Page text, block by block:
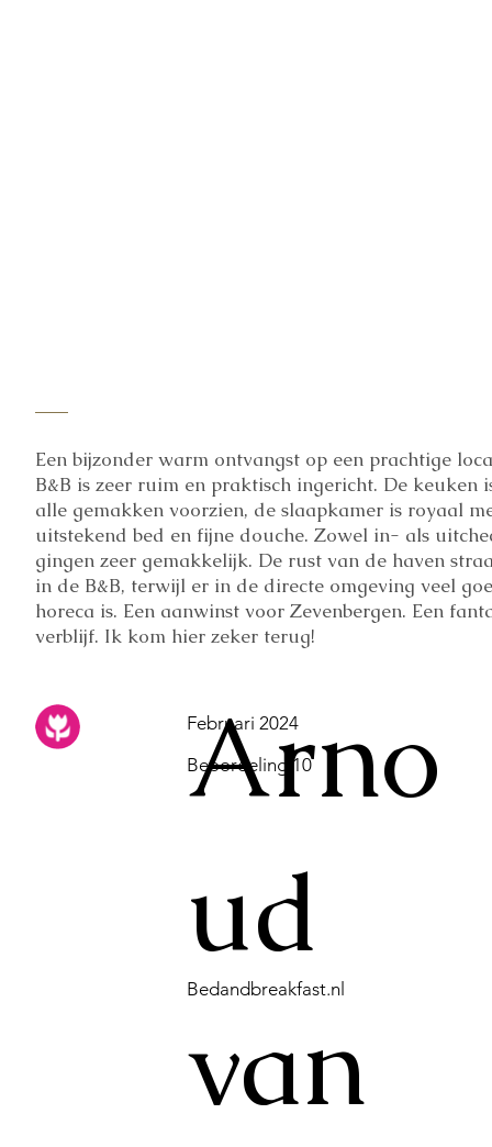
Een bijzonder warm ontvangst op een prachtige
B&B is zeer ruim en praktisch ingericht. De keuken
alle gemakken voorzien, de slaapkamer is royaal
uitstekend bed en fijne douche. Zowel in- als
gingen zeer gemakkelijk. De rust van de haven
in de B&B, terwijl er in de directe omgeving veel
horeca is. Een aanwinst voor Zevenbergen. Een
verblijf. Ik kom hier zeker terug!
Arno
ud
van
Februari 2024
Beoordeling 10
Bedandbreakfast.nl